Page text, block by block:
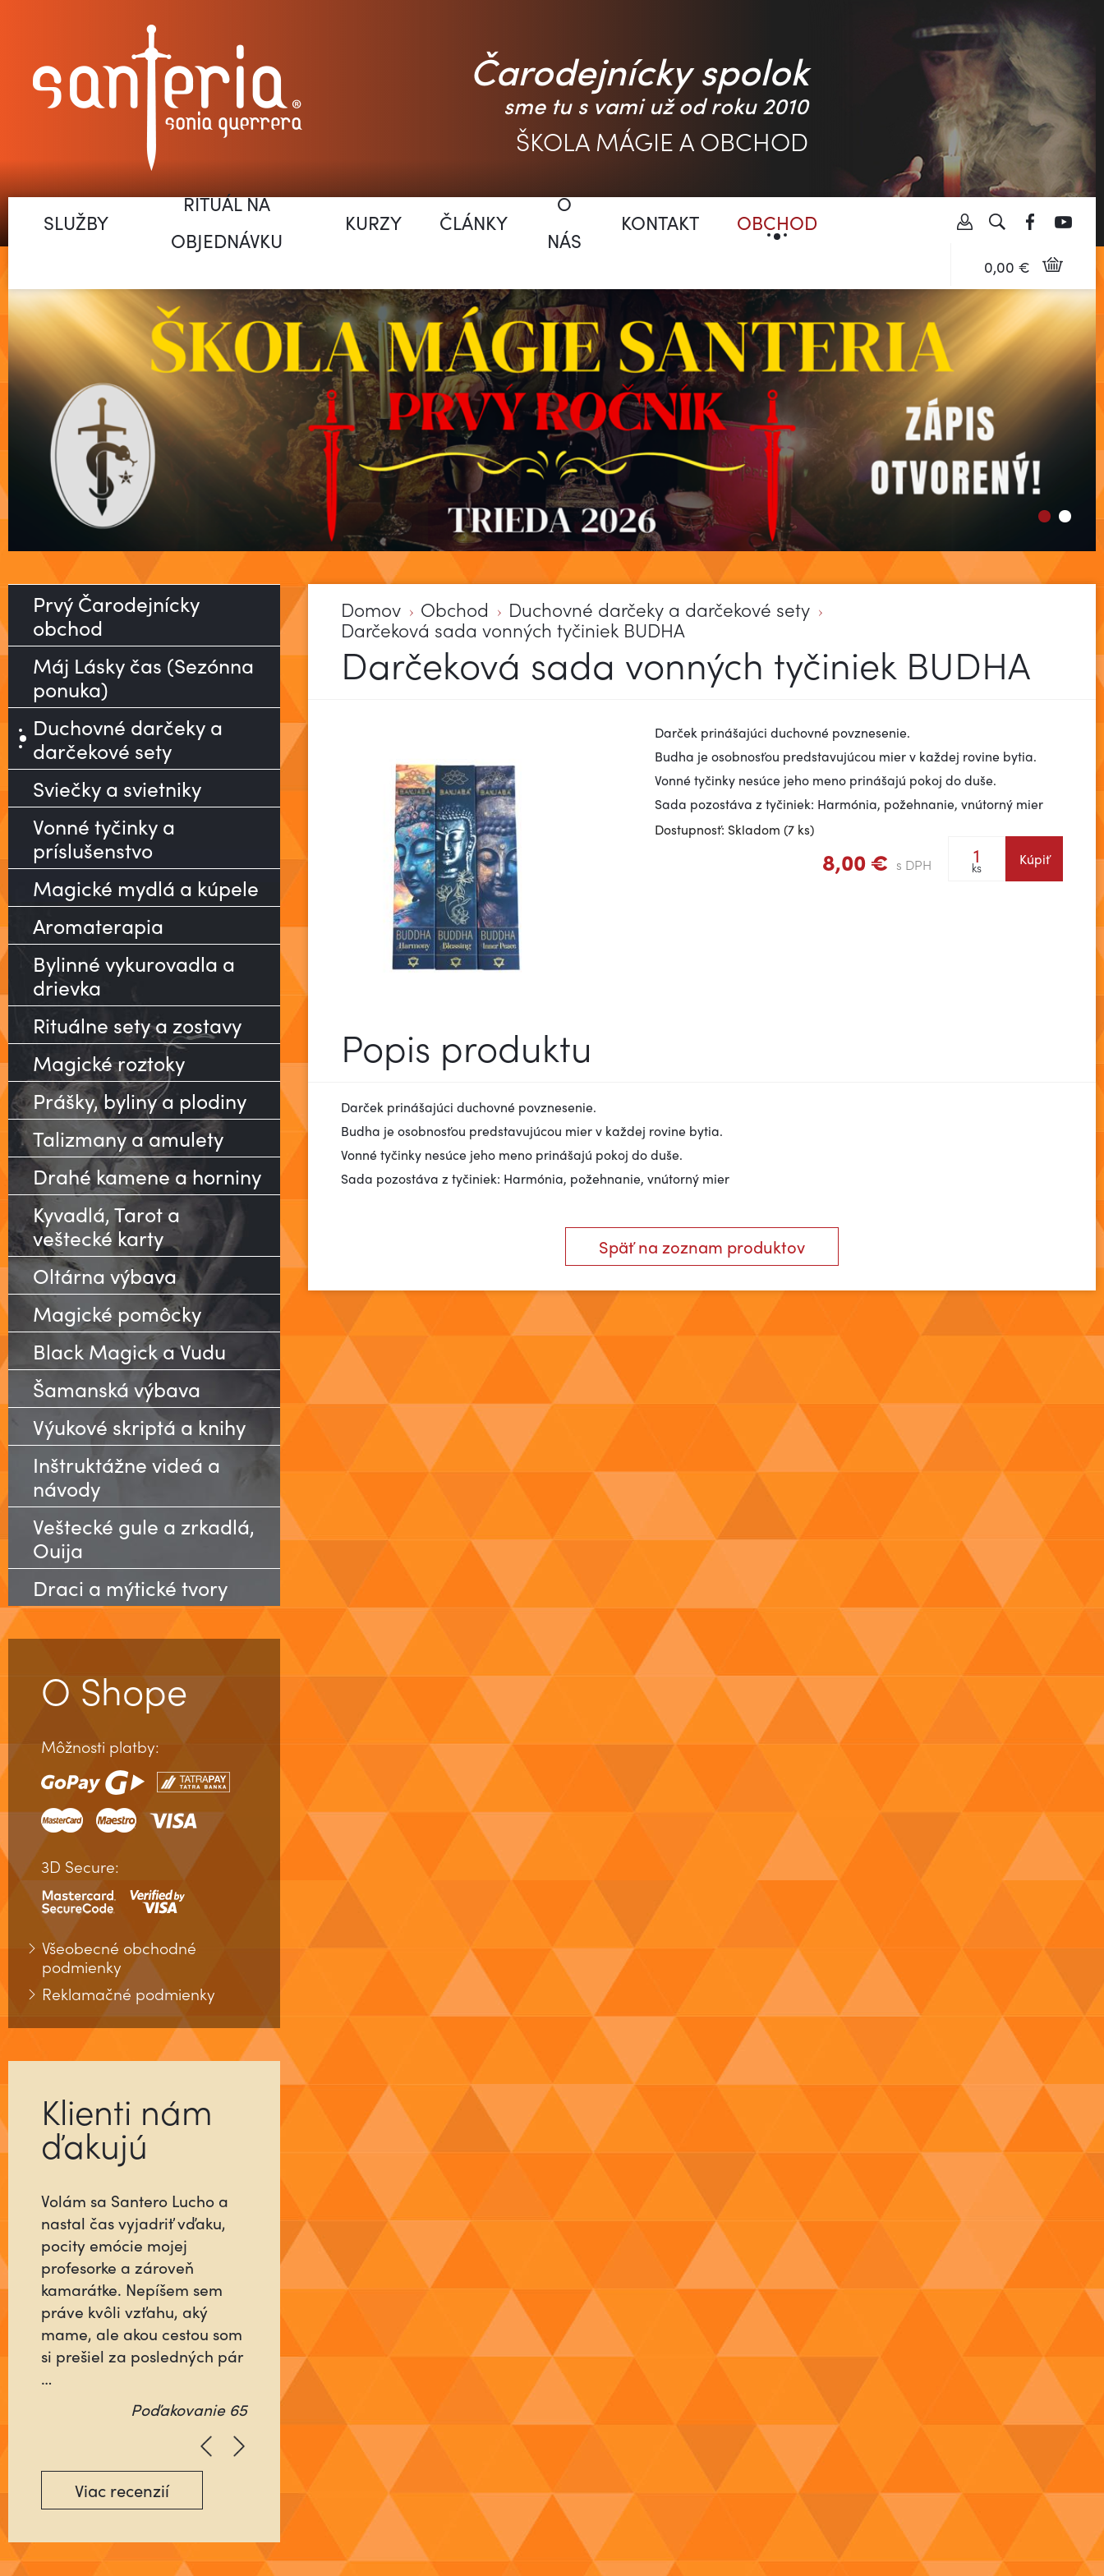
Čarodejnícky spolok
sme tu s vami už od roku 2010
ŠKOLA MÁGIE A OBCHOD
SLUŽBY
RITUÁL NA
OBJEDNÁVKU
KURZY OBCHOD
ČLÁNKY
O
NÁS
KONTAKT
0,00 €
Domov Obchod Duchovné darčeky a darčekové sety
Darčeková sada vonných tyčiniek BUDHA
Darčeková sada vonných tyčiniek BUDHA
Darček prinášajúci duchovné povznesenie.
Budha je osobnosťou predstavujúcou mier v každej rovine bytia.
Vonné tyčinky nesúce jeho meno prinášajú pokoj do duše.
Sada pozostáva z tyčiniek: Harmónia, požehnanie, vnútorný mier
Dostupnosť: Skladom (7 ks)
8,00 € s DPH ks Kúpiť
Popis produktu
Darček prinášajúci duchovné povznesenie.
Budha je osobnosťou predstavujúcou mier v každej rovine bytia.
Vonné tyčinky nesúce jeho meno prinášajú pokoj do duše.
Sada pozostáva z tyčiniek: Harmónia, požehnanie, vnútorný mier
Späť na zoznam produktov
Prvý Čarodejnícky
obchod
Máj Lásky čas (Sezónna
ponuka)
Duchovné darčeky a
darčekové sety
Sviečky a svietniky
Vonné tyčinky a
príslušenstvo
Magické mydlá a kúpele
Aromaterapia
Bylinné vykurovadla a
drievka
Rituálne sety a zostavy
Magické roztoky
Prášky, byliny a plodiny
Talizmany a amulety
Drahé kamene a horniny
Kyvadlá, Tarot a
veštecké karty
Oltárna výbava
Magické pomôcky
Black Magick a Vudu
Šamanská výbava
Výukové skriptá a knihy
Inštruktážne videá a
návody
Veštecké gule a zrkadlá,
Ouija
Draci a mýtické tvory
O Shope
Môžnosti platby:
3D Secure:
Všeobecné obchodné
podmienky
Reklamačné podmienky
Klienti nám
ďakujú
Už ste niekedy stretli
človeka, ktorý sa pre vás do
niečoho vloží tak, ako keby
šlo o jeho najbližších alebo
o neho samého? Ktorý
nebude rátať čas, ani
energiu minutú vo váš
prospech, ale pôjde na …
Viac recenzií